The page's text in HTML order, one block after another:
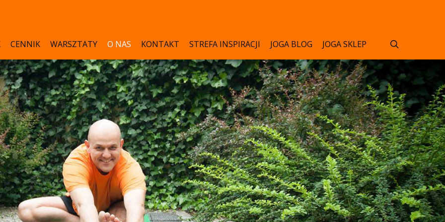
CENNIK WARSZTATY O NAS KONTAKT STREFA INSPIRACJI JOGA BLOG JOGA SKLEP